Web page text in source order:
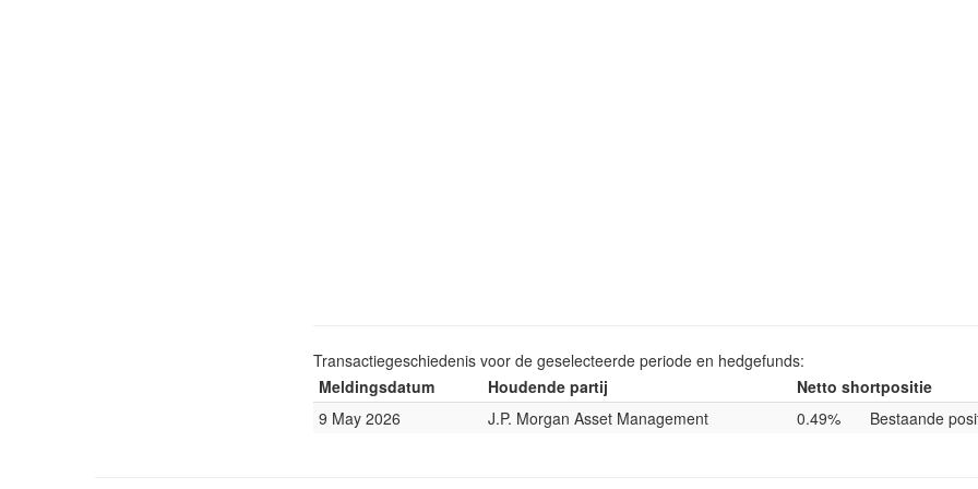
Transactiegeschiedenis voor de geselecteerde periode en hedgefunds:
Meldingsdatum
Houdende partij
Netto shortpositie
9 May 2026
J.P. Morgan Asset Management 0.49% Bestaande